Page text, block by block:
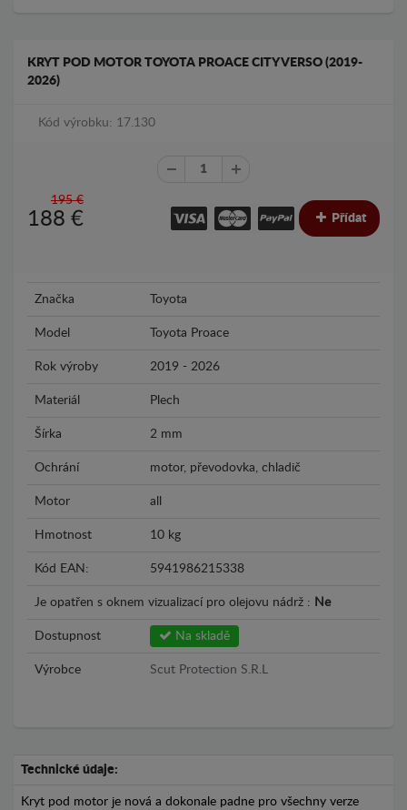
KRYT POD MOTOR TOYOTA PROACE CITY VERSO (2019-
2026)
Kód výrobku: 17.130
195 €
188 € Přídat
Značka Toyota
Model Toyota Proace
Rok výroby 2019 - 2026
Materiál Plech
Šírka 2 mm
Ochrání motor, převodovka, chladič
Motor all
Hmotnost 10 kg
Kód EAN: 5941986215338
Je opatřen s oknem vizualizací pro olejovu nádrž : Ne
Dostupnost Na skladě
Výrobce Scut Protection S.R.L
Technické údaje:
Kryt pod motor je nová a dokonale padne pro všechny verze